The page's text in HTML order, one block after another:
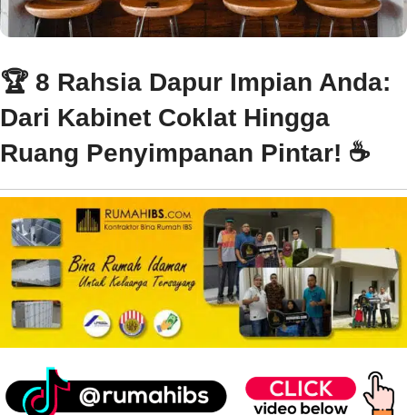
🏆 8 Rahsia Dapur Impian Anda:
Dari Kabinet Coklat Hingga
Ruang Penyimpanan Pintar! ☕️